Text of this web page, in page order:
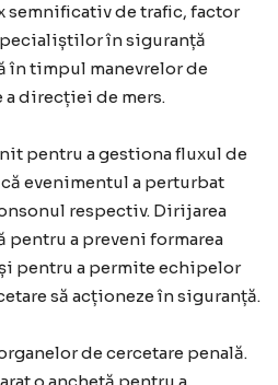
semnificativ de trafic, factor
în siguranță
în timpul manevrelor de
a direcției de mers.
pentru a gestiona fluxul de
evenimentul a perturbat
respectiv. Dirijarea
pentru a preveni formarea
pentru a permite echipelor
să acționeze în siguranță.
de cercetare penală.